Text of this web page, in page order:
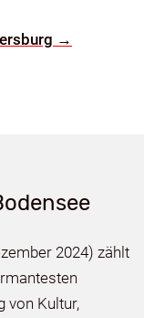
→
2024) zählt
von Kultur,